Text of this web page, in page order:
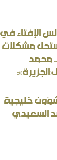
في الحرب
الإفتاء في
مشكلات
محمد
شؤون خليجية
السعيدي
عمل]